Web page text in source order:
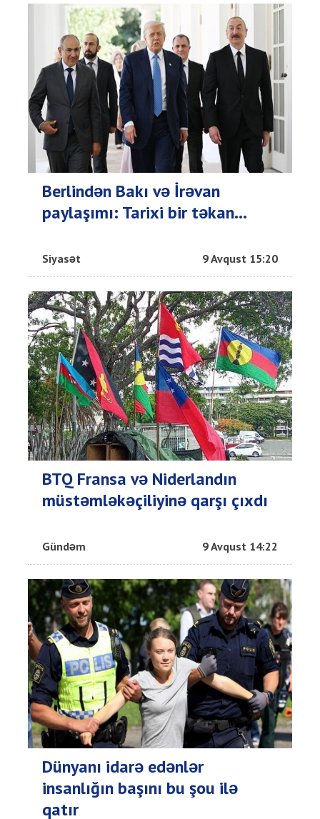
Berlindən Bakı və İrəvan
paylaşımı: Tarixi bir təkan...
Siyasət 9 Avqust 15:20
BTQ Fransa və Niderlandın
müstəmləkəçiliyinə qarşı çıxdı
Gündəm 9 Avqust 14:22
Dünyanı idarə edənlər
insanlığın başını bu şou ilə
qatır